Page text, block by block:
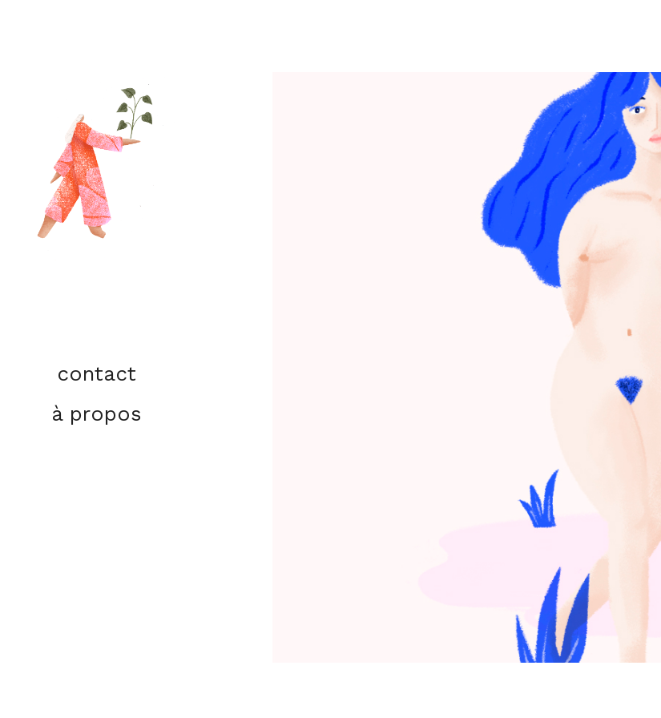
contact
à propos